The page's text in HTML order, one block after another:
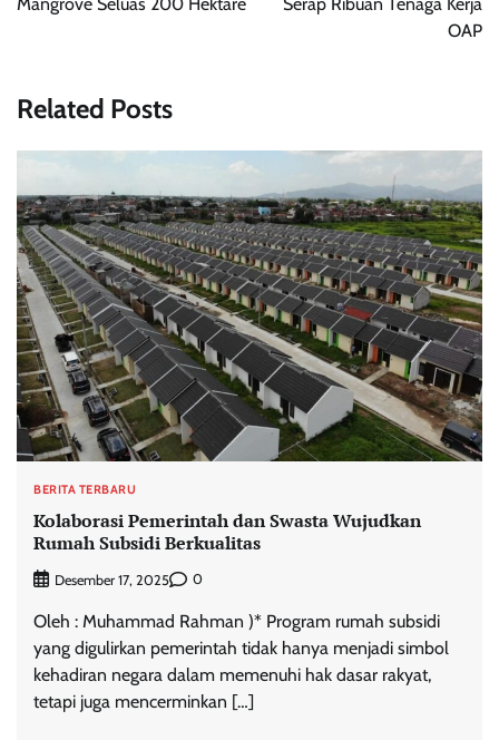
OAP
Related Posts
BERITA TERBARU
Kolaborasi Pemerintah dan Swasta Wujudkan
Rumah Subsidi Berkualitas
Desember 17, 2025 0
Oleh : Muhammad Rahman )* Program rumah subsidi
yang digulirkan pemerintah tidak hanya menjadi simbol
kehadiran negara dalam memenuhi hak dasar rakyat,
tetapi juga mencerminkan […]